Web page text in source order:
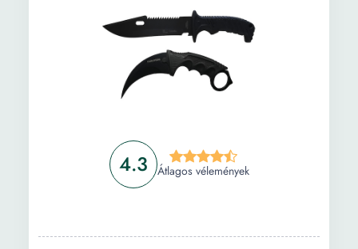
4.3 Átlagos vélemények